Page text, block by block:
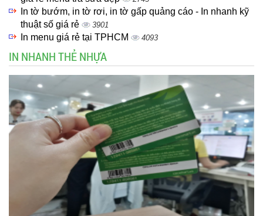
In tờ bướm, in tờ rơi, in tờ gấp quảng cáo - In nhanh kỹ
thuật số giá rẻ
3901
In menu giá rẻ tại TPHCM 4093
IN NHANH THẺ NHỰA